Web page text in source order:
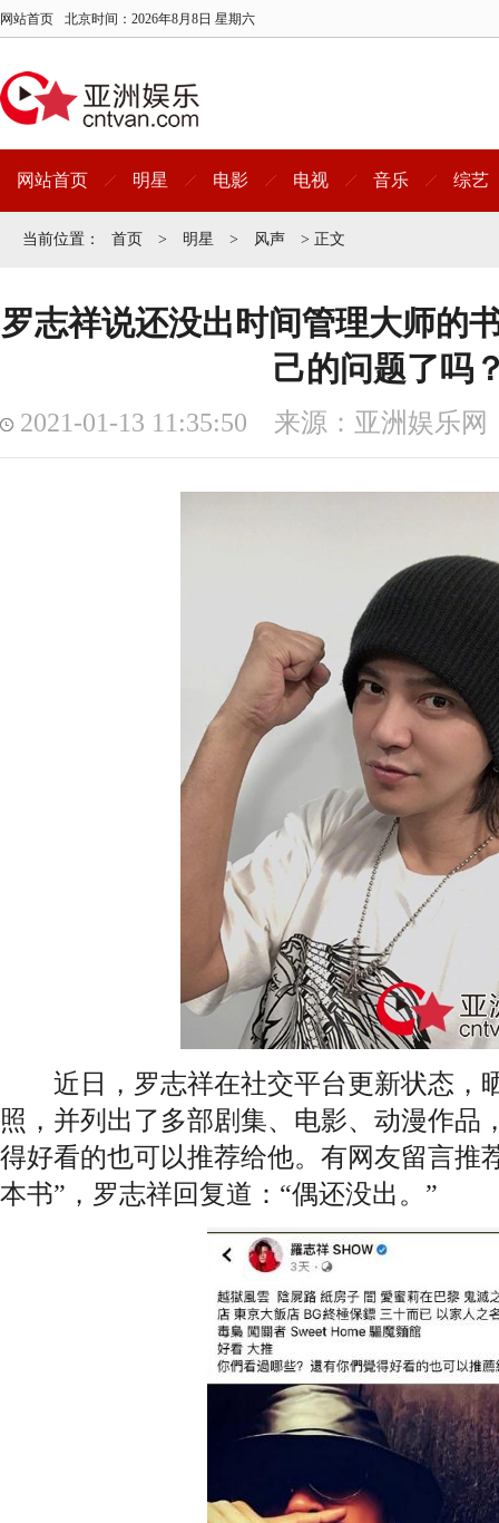
网站首页 北京时间： 2026年8月8日 星期六
网站首页 明星 电影 电视 音乐 综艺
当前位置： 首页 > 明星 > 风声 > 正文
罗志祥说还没出时间管理大师的
己的问题了吗
2021-01-13 11:35:50 来源：亚洲娱乐网
近日，罗志祥在社交平台更新状态，
照，并列出了多部剧集、电影、动漫作品
得好看的也可以推荐给他。有网友留言推
本书”，罗志祥回复道：“偶还没出。”